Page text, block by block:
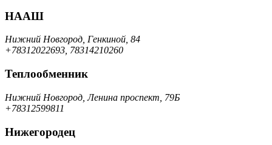
НААШ
Нижний Новгород, Генкиной, 84
+78312022693, 78314210260
Теплообменник
Нижний Новгород, Ленина проспект, 79Б
+78312599811
Нижегородец